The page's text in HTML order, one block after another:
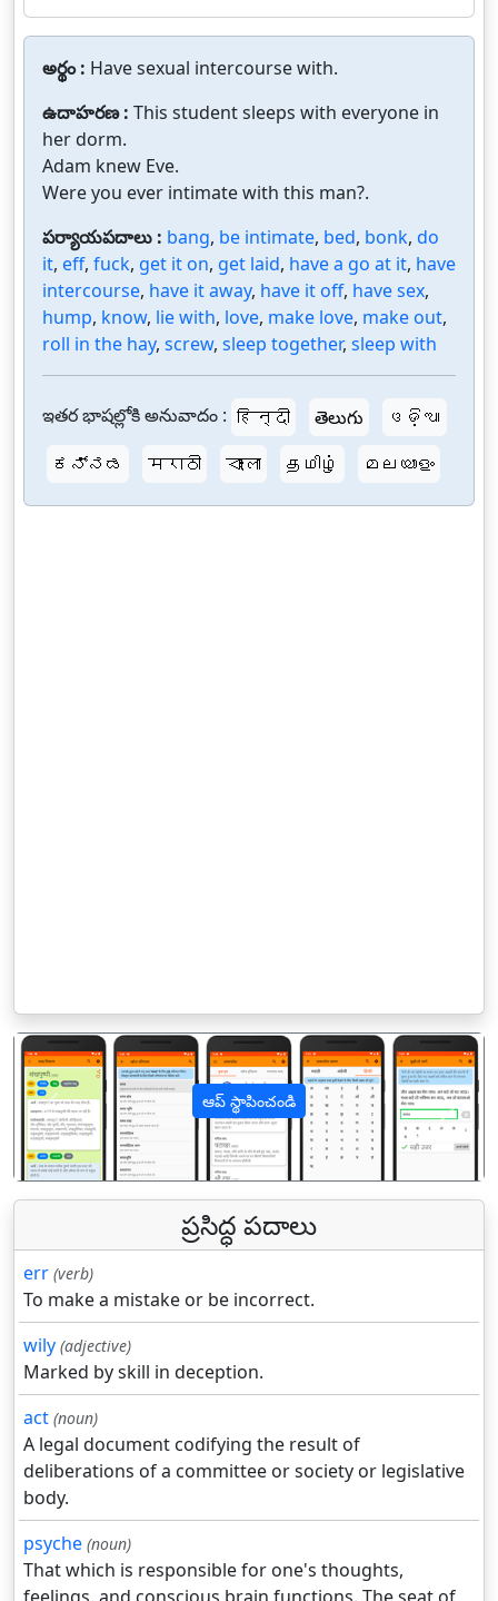
అర్థం : Have sexual intercourse with.
ఉదాహరణ : This student sleeps with everyone in
her dorm.
Adam knew Eve.
Were you ever intimate with this man?.
పర్యాయపదాలు : bang, be intimate, bed, bonk, do
it, eff, fuck, get it on, get laid, have a go at it, have
intercourse, have it away, have it off, have sex,
hump, know, lie with, love, make love, make out,
roll in the hay, screw, sleep together, sleep with
ఇతర భాషల్లోకి అనువాదం : हिन्दी తెలుగు
ଓଡ଼ିଆ
ಕನ್ನಡ
मराठी বাংলা தமிழ் മലയാളം
ఆప్ స్థాపించండి
पिछला
ప్రసిద్ధ పదాలు
err (verb)
To make a mistake or be incorrect.
wily (adjective)
Marked by skill in deception.
act (noun)
A legal document codifying the result of
deliberations of a committee or society or legislative
body.
psyche (noun)
That which is responsible for one's thoughts,